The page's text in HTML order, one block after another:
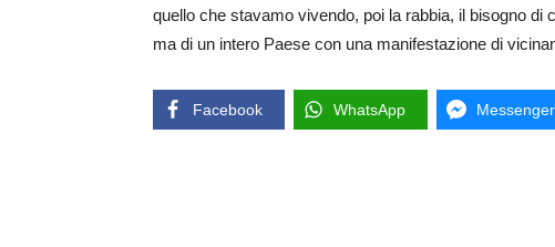
quello che stavamo vivendo, poi la rabbia, il bisogno di
ma di un intero Paese con una manifestazione di
Facebook WhatsApp Messenger